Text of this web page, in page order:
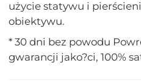
użycie statywu i
obiektywu.
* 30 dni bez powodu
gwarancji jako?ci, 100%